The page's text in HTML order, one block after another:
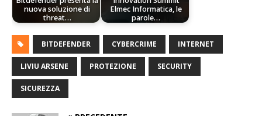
nuova soluzione di
threat…
Elmec Informatica, le
parole…
BITDEFENDER CYBERCRIME INTERNET
LIVIU ARSENE PROTEZIONE SECURITY
SICUREZZA